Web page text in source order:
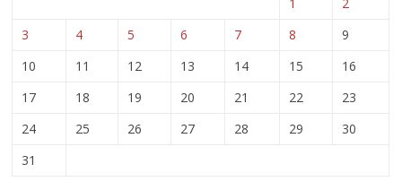
3
4 5 6 7 8
9
10
11 12 13 14 15
16
17
18 19 20 21 22
23
24
25 26 27 28 29
30
31